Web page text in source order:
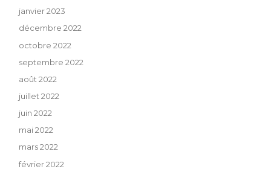
janvier 2023
décembre 2022
octobre 2022
septembre 2022
août 2022
juillet 2022
juin 2022
mai 2022
mars 2022
février 2022